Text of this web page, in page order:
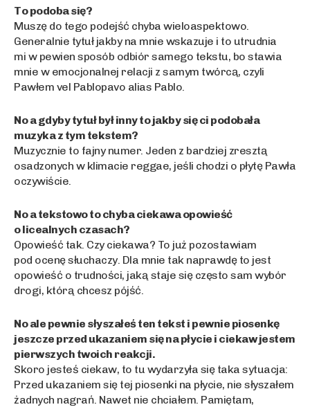
To podoba się?
Muszę do tego podejść chyba wieloaspektowo.
Generalnie tytuł jakby na mnie wskazuje i to utrudnia
mi w pewien sposób odbiór samego tekstu, bo stawia
mnie w emocjonalnej relacji z samym twórcą, czyli
Pawłem vel Pablopavo alias Pablo.
No a gdyby tytuł był inny to jakby się ci podobała
muzyka z tym tekstem?
Muzycznie to fajny numer. Jeden z bardziej zresztą
osadzonych w klimacie reggae, jeśli chodzi o płytę Pawła
oczywiście.
No a tekstowo to chyba ciekawa opowieść
o licealnych czasach?
Opowieść tak. Czy ciekawa? To już pozostawiam
pod ocenę słuchaczy. Dla mnie tak naprawdę to jest
opowieść o trudności, jaką staje się często sam wybór
drogi, którą chcesz pójść.
No ale pewnie słyszałeś ten tekst i pewnie piosenkę
jeszcze przed ukazaniem się na płycie i ciekaw jestem
pierwszych twoich reakcji.
Skoro jesteś ciekaw, to tu wydarzyła się taka sytuacja:
Przed ukazaniem się tej piosenki na płycie, nie słyszałem
żadnych nagrań. Nawet nie chciałem. Pamiętam,